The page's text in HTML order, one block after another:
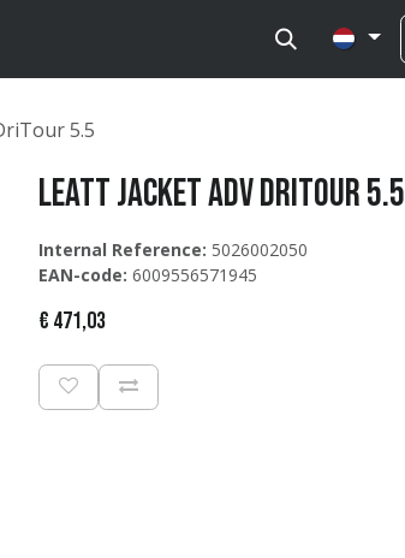
5.5
Leatt Jacket ADV DriTour 5.5
Internal Reference: 5026002050
EAN-code: 6009556571945
€ 471,03